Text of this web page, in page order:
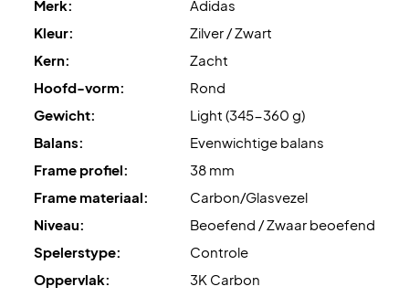
het frame, die de stijfheid en krachtsoverdracht verbetert.
krassen.
Ervaar lichtheid en controle - koop dit Adidas
Wordt geleverd met hoescover!
Merk:
Adidas
Kleur:
Zilver / Zwart
Kern:
Zacht
Hoofd-vorm:
Rond
Gewicht:
Light (345-360 g)
Balans:
Evenwichtige balans
Frame profiel:
38 mm
Frame materiaal:
Carbon/Glasvezel
Niveau:
Beoefend / Zwaar beoefend
Spelerstype:
Controle
Oppervlak:
3K Carbon